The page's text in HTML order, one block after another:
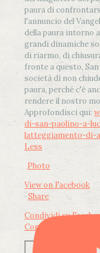
paura di
l'annuncio del
della paura intorno
grandi dinamiche
di riarmo, di
fronte a questo,
società di non
paura, perché c'è
rendere il nostro
Approfondisci qui:
di-san-paolino-a-
latteggiamento-di-
Less
Photo
View on Facebook
· Share
Condividi su
Condividi su LinkedIn